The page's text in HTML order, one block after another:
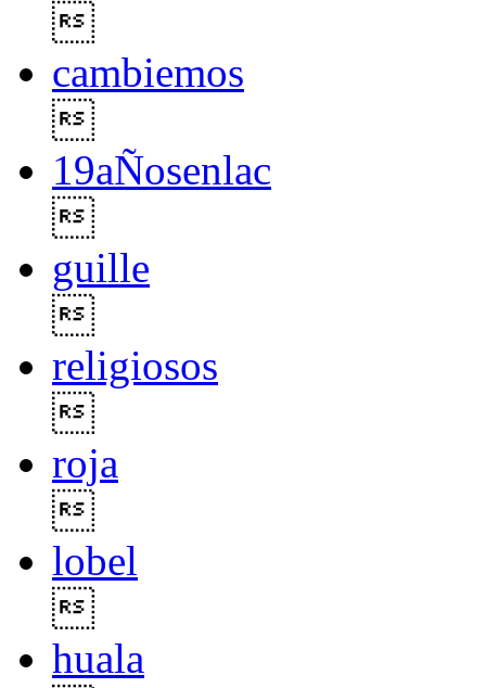
cambiemos
19aÑosenlac
guille
religiosos
roja
lobel
huala